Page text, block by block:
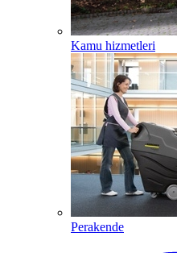
Kamu hizmetleri
Perakende